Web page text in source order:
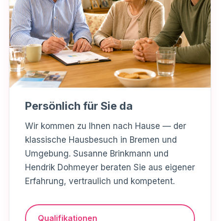
Persönlich für Sie da
Wir kommen zu Ihnen nach Hause — der
klassische Hausbesuch in Bremen und
Umgebung. Susanne Brinkmann und
Hendrik Dohmeyer beraten Sie aus eigener
Erfahrung, vertraulich und kompetent.
Qualifikationen